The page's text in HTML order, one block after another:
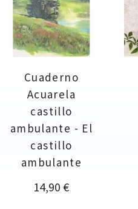
Cuaderno
Acuarela
castillo
ambulante - El
castillo
ambulante
Precio
14,90 €